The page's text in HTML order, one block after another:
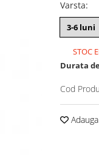
Varsta:
3-6 luni
STOC
Durata
Cod